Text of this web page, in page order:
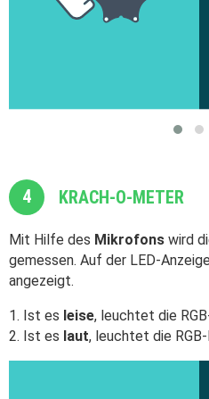
4 KRACH-O-METER
Mit Hilfe des Mikrofons wird
gemessen. Auf der LED-
angezeigt.
Ist es leise, leuchtet die
Ist es laut, leuchtet die